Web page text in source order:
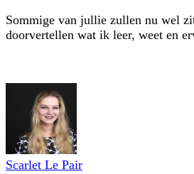
Sommige van jullie zullen nu wel
doorvertellen wat ik leer, weet en
Scarlet Le Pair